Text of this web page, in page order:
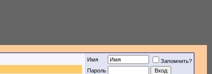
Имя
Запомнить?
Пароль